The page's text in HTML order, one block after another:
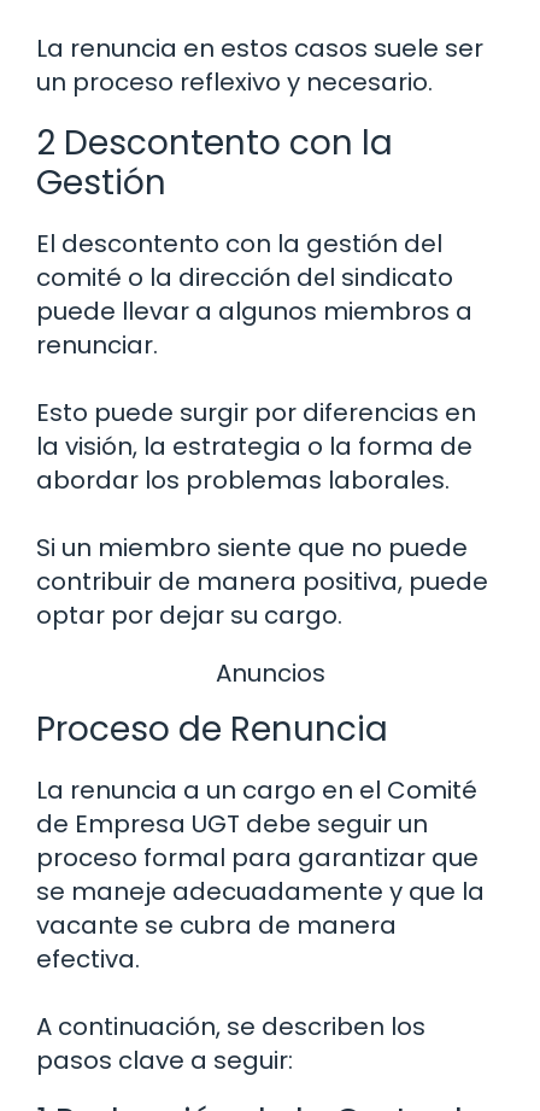
La renuncia en estos casos suele ser
un proceso reflexivo y necesario.
2 Descontento con la
Gestión
El descontento con la gestión del
comité o la dirección del sindicato
puede llevar a algunos miembros a
renunciar.
Esto puede surgir por diferencias en
la visión, la estrategia o la forma de
abordar los problemas laborales.
Si un miembro siente que no puede
contribuir de manera positiva, puede
optar por dejar su cargo.
Anuncios
Proceso de Renuncia
La renuncia a un cargo en el Comité
de Empresa UGT debe seguir un
proceso formal para garantizar que
se maneje adecuadamente y que la
vacante se cubra de manera
efectiva.
A continuación, se describen los
pasos clave a seguir: